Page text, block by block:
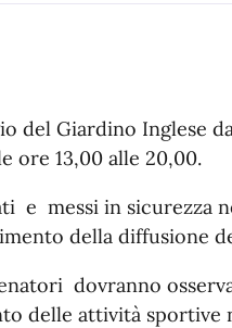
del Giardino Inglese
ore 13,00 alle 20,00.
e messi in sicurezza
della diffusione
dovranno
delle attività sportive